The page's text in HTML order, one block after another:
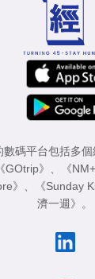
數碼平台包括多
《GOtrip》 《
》 《Sunday
濟一週》
。